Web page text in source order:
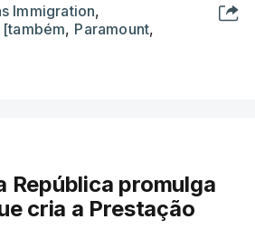
Immigration,
, Paramount,
República promulga
cria a Prestação